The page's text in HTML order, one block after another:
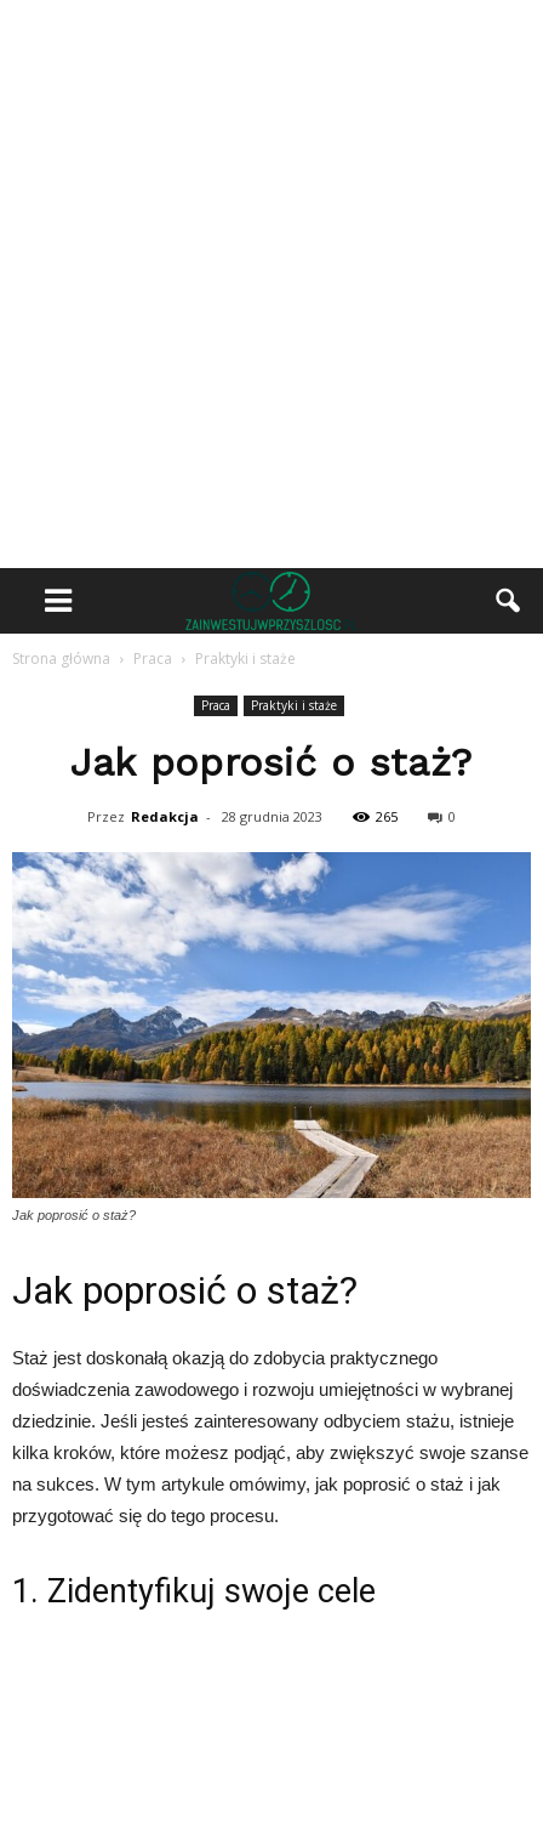
Strona główna Praca Praktyki i staże
Praca Praktyki i staże
Jak poprosić o staż?
Przez Redakcja - 28 grudnia 2023 265 0
Jak poprosić o staż?
Jak poprosić o staż?
Staż jest doskonałą okazją do zdobycia praktycznego
doświadczenia zawodowego i rozwoju umiejętności w wybranej
dziedzinie. Jeśli jesteś zainteresowany odbyciem stażu, istnieje
kilka kroków, które możesz podjąć, aby zwiększyć swoje szanse
na sukces. W tym artykule omówimy, jak poprosić o staż i jak
przygotować się do tego procesu.
1. Zidentyfikuj swoje cele